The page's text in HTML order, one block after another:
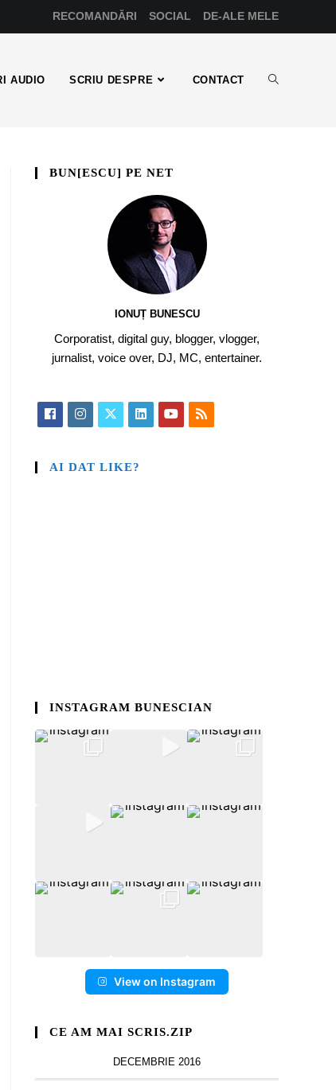
RECOMANDĂRI SOCIAL DE-ALE MELE
AUDIO SCRIU DESPRE CONTACT
BUN[ESCU] PE NET
IONUȚ BUNESCU
Corporatist, digital guy, blogger, vlogger,
jurnalist, voice over, DJ, MC, entertainer.
AI DAT LIKE?
INSTAGRAM BUNESCIAN
View on Instagram
CE AM MAI SCRIS.ZIP
DECEMBRIE 2016